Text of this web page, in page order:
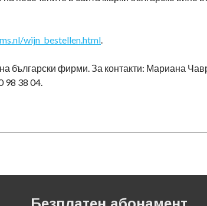
wijn_bestellen.html.
български фирми. За контакти: Мариана
98 38 04.